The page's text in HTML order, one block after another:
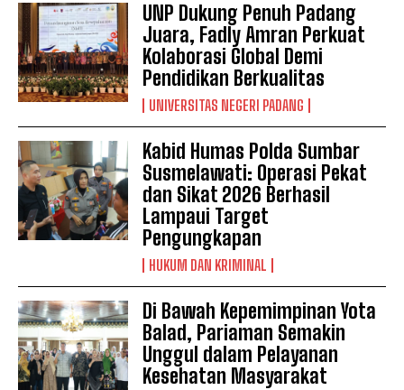
UNP Dukung Penuh Padang
Juara, Fadly Amran Perkuat
Kolaborasi Global Demi
Pendidikan Berkualitas
UNIVERSITAS NEGERI PADANG
Kabid Humas Polda Sumbar
Susmelawati: Operasi Pekat
dan Sikat 2026 Berhasil
Lampaui Target
Pengungkapan
HUKUM DAN KRIMINAL
Di Bawah Kepemimpinan Yota
Balad, Pariaman Semakin
Unggul dalam Pelayanan
Kesehatan Masyarakat